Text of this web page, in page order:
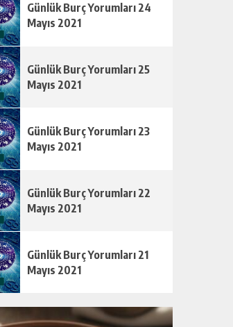
Günlük Burç Yorumları 24
Mayıs 2021
Günlük Burç Yorumları 25
Mayıs 2021
Günlük Burç Yorumları 23
Mayıs 2021
Günlük Burç Yorumları 22
Mayıs 2021
Günlük Burç Yorumları 21
Mayıs 2021